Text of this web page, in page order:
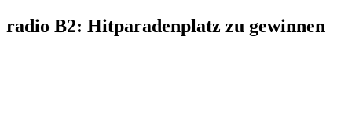
radio B2: Hitparadenplatz zu gewinnen